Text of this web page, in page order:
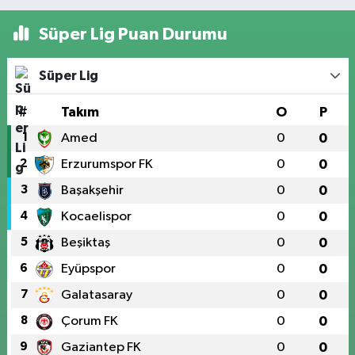
Süper Lig Puan Durumu
Süper Lig
# Takım O P
1 Amed 0 0
2 Erzurumspor FK 0 0
3 Başakşehir 0 0
4 Kocaelispor 0 0
5 Beşiktaş 0 0
6 Eyüpspor 0 0
7 Galatasaray 0 0
8 Çorum FK 0 0
9 Gaziantep FK 0 0